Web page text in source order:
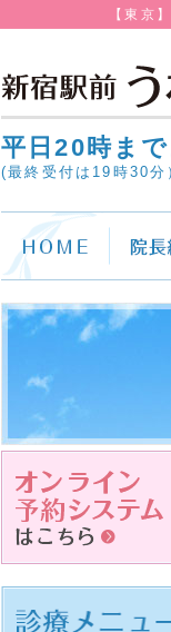
【東京
平日20時ま
(最終受付は19時30分